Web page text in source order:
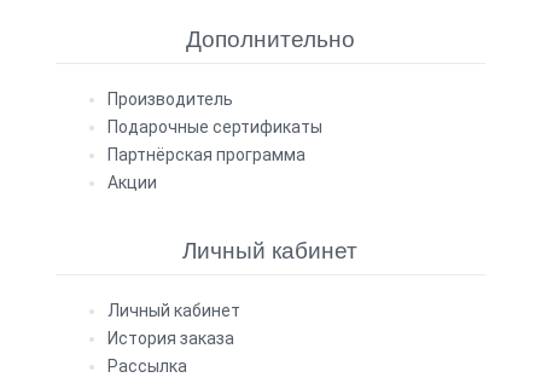
Дополнительно
Производитель
Подарочные сертификаты
Партнёрская программа
Акции
Личный кабинет
Личный кабинет
История заказа
Рассылка